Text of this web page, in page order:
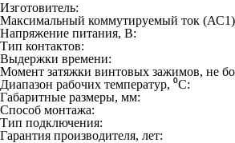
Изготовитель:
Максимальный коммутируемый ток
Напряжение питания, В:
Тип контактов:
Выдержки времени:
Момент затяжки винтовых зажимов, не
Диапазон рабочих температур, ⁰С:
Габаритные размеры, мм:
Способ монтажа:
Тип подключения:
Гарантия производителя, лет: